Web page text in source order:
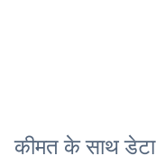
कीमत के साथ डेटा